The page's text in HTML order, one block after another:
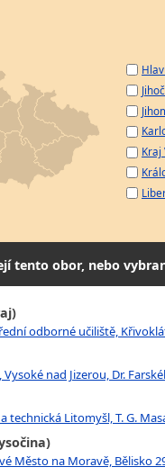
Kraj
tento obor, nebo
odborné učiliště,
nad Jizerou, Dr.
technická Litomyšl, T. G.
Město na Moravě, Bělisko